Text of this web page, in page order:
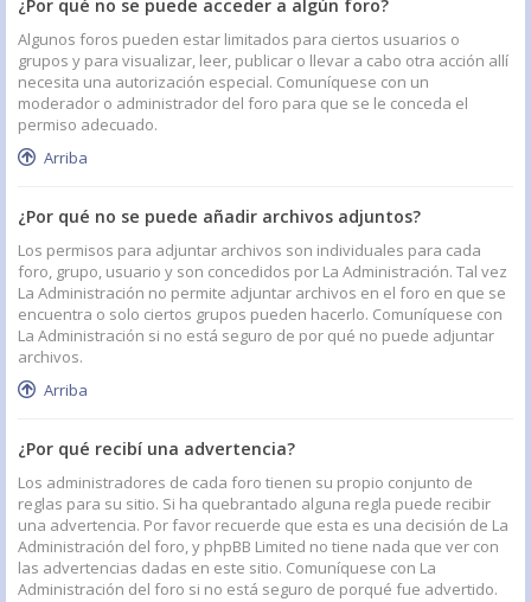
¿Por qué no se puede acceder a algún foro?
Algunos foros pueden estar limitados para ciertos usuarios o
grupos y para visualizar, leer, publicar o llevar a cabo otra acción allí
necesita una autorización especial. Comuníquese con un
moderador o administrador del foro para que se le conceda el
permiso adecuado.
Arriba
¿Por qué no se puede añadir archivos adjuntos?
Los permisos para adjuntar archivos son individuales para cada
foro, grupo, usuario y son concedidos por La Administración. Tal vez
La Administración no permite adjuntar archivos en el foro en que se
encuentra o solo ciertos grupos pueden hacerlo. Comuníquese con
La Administración si no está seguro de por qué no puede adjuntar
archivos.
Arriba
¿Por qué recibí una advertencia?
Los administradores de cada foro tienen su propio conjunto de
reglas para su sitio. Si ha quebrantado alguna regla puede recibir
una advertencia. Por favor recuerde que esta es una decisión de La
Administración del foro, y phpBB Limited no tiene nada que ver con
las advertencias dadas en este sitio. Comuníquese con La
Administración del foro si no está seguro de porqué fue advertido.